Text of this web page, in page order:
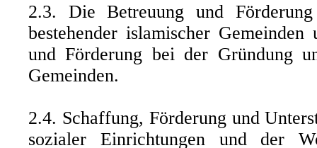
2.3. Die Betreuung und
bestehender islamischer
und Förderung bei der Gründung
Gemeinden.
2.4. Schaffung, Förderung und
sozialer Einrichtungen und der